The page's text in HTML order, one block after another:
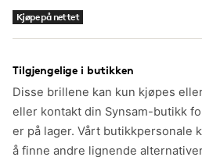
Kjøpe på nettet
Tilgjengelige i butikken
Disse brillene kan kun kjøpes
eller kontakt din Synsam-butikk
er på lager. Vårt butikkpersonale
å finne andre lignende